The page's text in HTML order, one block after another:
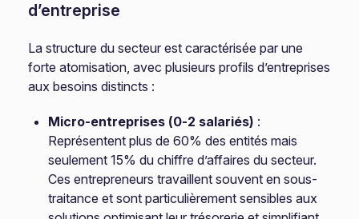
d’entreprise
La structure du secteur est caractérisée par une
forte atomisation, avec plusieurs profils d’entreprises
aux besoins distincts :
Micro-entreprises (0-2 salariés) :
Représentent plus de 60% des entités mais
seulement 15% du chiffre d’affaires du secteur.
Ces entrepreneurs travaillent souvent en sous-
traitance et sont particulièrement sensibles aux